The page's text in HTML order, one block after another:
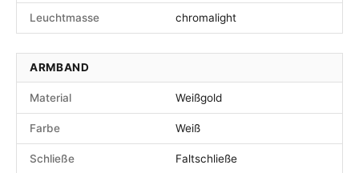
Leuchtmasse chromalight
ARMBAND
Material Weißgold
Farbe Weiß
Schließe Faltschließe